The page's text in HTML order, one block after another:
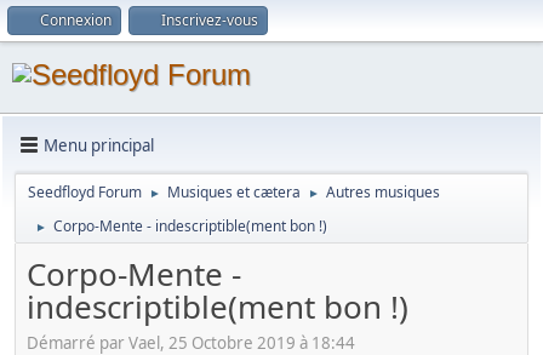
Connexion Inscrivez-vous
Menu principal
Seedfloyd Forum ► Musiques et cætera ► Autres musiques
► Corpo-Mente - indescriptible(ment bon !)
Corpo-Mente -
indescriptible(ment bon !)
Démarré par Vael, 25 Octobre 2019 à 18:44